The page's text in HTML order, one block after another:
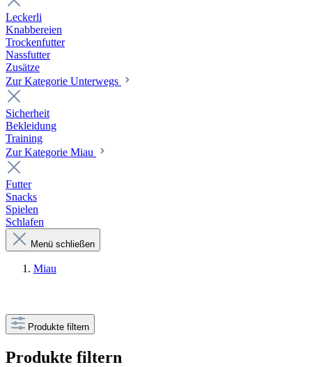
Leckerli
Knabbereien
Trockenfutter
Nassfutter
Zusätze
Zur Kategorie Unterwegs
Sicherheit
Bekleidung
Training
Zur Kategorie Miau
Futter
Snacks
Spielen
Schlafen
Menü schließen
Miau
Produkte filtern
Produkte filtern